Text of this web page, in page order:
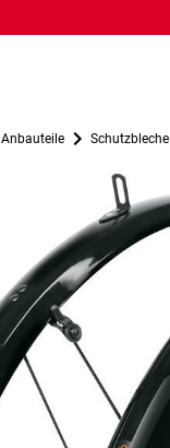
Anbauteile Schutzbleche